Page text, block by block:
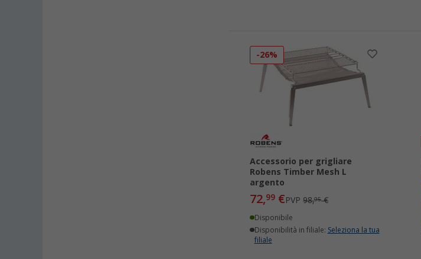
-26%
Accessorio per grigliare
Robens Timber Mesh L
argento
72,99 €PVP98,95€
Disponibile
Disponibilità in filiale: Seleziona la tua
filiale